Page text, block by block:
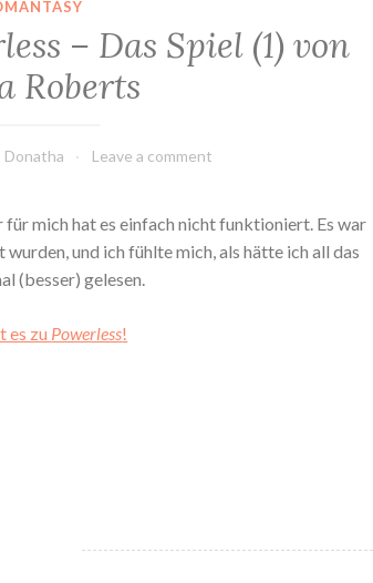
– Das Spiel (1) von
Roberts
Donatha Leave a comment
für mich hat es einfach nicht funktioniert. Es war
und ich fühlte mich, als hätte ich all das
(besser) gelesen.
es zu Powerless!